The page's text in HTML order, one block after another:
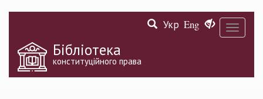
Toggle
Укр Eng
Бібліотека
конституційного права